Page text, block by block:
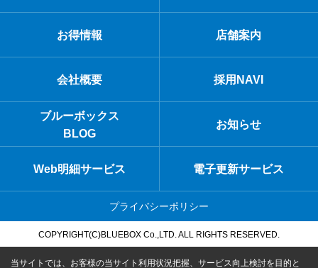
お得情報 店舗案内
会社概要 採用NAVI
ブルーボックス
BLOG
お知らせ
Web明細サービス 電子更新サービス
プライバシーポリシー
COPYRIGHT(C)BLUEBOX Co.,LTD. ALL RIGHTS RESERVED.
当サイトでは、お客様の当サイト利用状況把握、サービス向上検討を目的と